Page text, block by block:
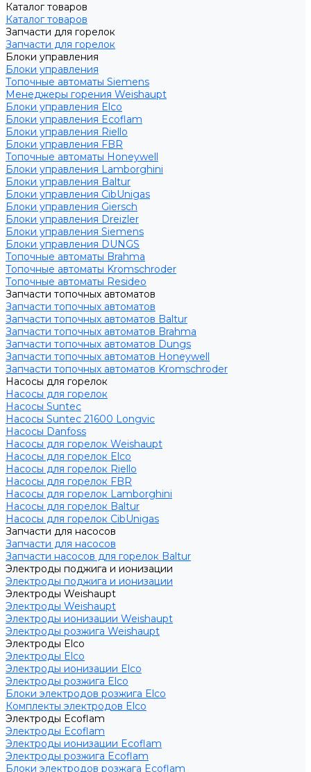
Каталог товаров
Каталог товаров
Запчасти для горелок
Запчасти для горелок
Блоки управления
Блоки управления
Топочные автоматы Siemens
Менеджеры горения Weishaupt
Блоки управления Elco
Блоки управления Ecoflam
Блоки управления Riello
Блоки управления FBR
Топочные автоматы Honeywell
Блоки управления Lamborghini
Блоки управления Baltur
Блоки управления CibUnigas
Блоки управления Giersch
Блоки управления Dreizler
Блоки управления Siemens
Блоки управления DUNGS
Топочные автоматы Brahma
Топочные автоматы Kromschroder
Топочные автоматы Resideo
Запчасти топочных автоматов
Запчасти топочных автоматов
Запчасти топочных автоматов Baltur
Запчасти топочных автоматов Brahma
Запчасти топочных автоматов Dungs
Запчасти топочных автоматов Honeywell
Запчасти топочных автоматов Kromschroder
Насосы для горелок
Насосы для горелок
Насосы Suntec
Насосы Suntec 21600 Longvic
Насосы Danfoss
Насосы для горелок Weishaupt
Насосы для горелок Elco
Насосы для горелок Riello
Насосы для горелок FBR
Насосы для горелок Lamborghini
Насосы для горелок Baltur
Насосы для горелок CibUnigas
Запчасти для насосов
Запчасти для насосов
Запчасти насосов для горелок Baltur
Электроды поджига и ионизации
Электроды поджига и ионизации
Электроды Weishaupt
Электроды Weishaupt
Электроды ионизации Weishaupt
Электроды розжига Weishaupt
Электроды Elco
Электроды Elco
Электроды ионизации Elco
Электроды розжига Elco
Блоки электродов розжига Elco
Комплекты электродов Elco
Электроды Ecoflam
Электроды Ecoflam
Электроды ионизации Ecoflam
Электроды розжига Ecoflam
Блоки электродов розжага Ecoflam